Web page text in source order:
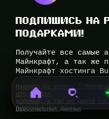
ПОДПИШИСЬ НА
ПОДАРКАМИ!
Получайте все самые
Майнкрафт, а так же
Майнкрафт хостинга
Нажимая на кнопку ‘
что прочли
Политику
условия, а так же даёте
Персональных Данных